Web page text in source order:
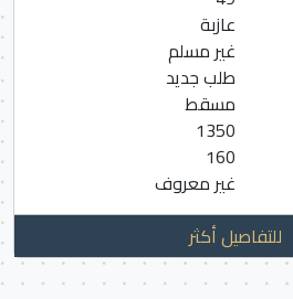
عازبة
غير مسلم
طلب جديد
مسقط
1350
160
غير معروف
للتفاصيل أكثر